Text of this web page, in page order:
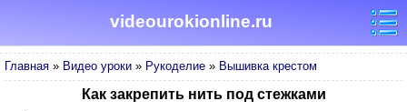
videourokionline.ru
Главная » Видео уроки » Рукоделие » Вышивка крестом
Как закрепить нить под стежками